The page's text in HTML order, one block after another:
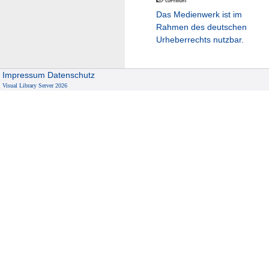
Das Medienwerk ist im
Rahmen des deutschen
Urheberrechts nutzbar.
Impressum Datenschutz
Visual Library Server 2026